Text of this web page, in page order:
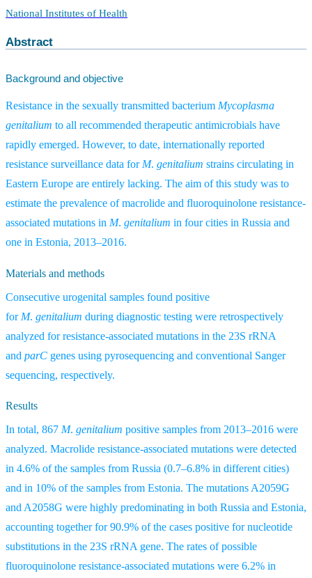
National Institutes of Health
Abstract
Background and objective
Resistance in the sexually transmitted bacterium Mycoplasma
genitalium to all recommended therapeutic antimicrobials have
rapidly emerged. However, to date, internationally reported
resistance surveillance data for M. genitalium strains circulating in
Eastern Europe are entirely lacking. The aim of this study was to
estimate the prevalence of macrolide and fluoroquinolone resistance-
associated mutations in M. genitalium in four cities in Russia and
one in Estonia, 2013–2016.
Materials and methods
Consecutive urogenital samples found positive
for M. genitalium during diagnostic testing were retrospectively
analyzed for resistance-associated mutations in the 23S rRNA
and parC genes using pyrosequencing and conventional Sanger
sequencing, respectively.
Results
In total, 867 M. genitalium positive samples from 2013–2016 were
analyzed. Macrolide resistance-associated mutations were detected
in 4.6% of the samples from Russia (0.7–6.8% in different cities)
and in 10% of the samples from Estonia. The mutations A2059G
and A2058G were highly predominating in both Russia and Estonia,
accounting together for 90.9% of the cases positive for nucleotide
substitutions in the 23S rRNA gene. The rates of possible
fluoroquinolone resistance-associated mutations were 6.2% in